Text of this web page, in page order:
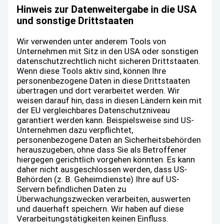
Hinweis zur Datenweitergabe in die USA
und sonstige Drittstaaten
Wir verwenden unter anderem Tools von
Unternehmen mit Sitz in den USA oder sonstigen
datenschutzrechtlich nicht sicheren Drittstaaten.
Wenn diese Tools aktiv sind, können Ihre
personenbezogene Daten in diese Drittstaaten
übertragen und dort verarbeitet werden. Wir
weisen darauf hin, dass in diesen Ländern kein mit
der EU vergleichbares Datenschutzniveau
garantiert werden kann. Beispielsweise sind US-
Unternehmen dazu verpflichtet,
personenbezogene Daten an Sicherheitsbehörden
herauszugeben, ohne dass Sie als Betroffener
hiergegen gerichtlich vorgehen könnten. Es kann
daher nicht ausgeschlossen werden, dass US-
Behörden (z. B. Geheimdienste) Ihre auf US-
Servern befindlichen Daten zu
Überwachungszwecken verarbeiten, auswerten
und dauerhaft speichern. Wir haben auf diese
Verarbeitungstätigkeiten keinen Einfluss.